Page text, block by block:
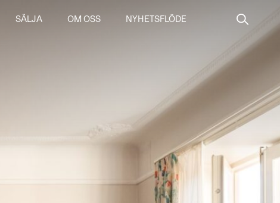
SÄLJA OM OSS NYHETSFLÖDE